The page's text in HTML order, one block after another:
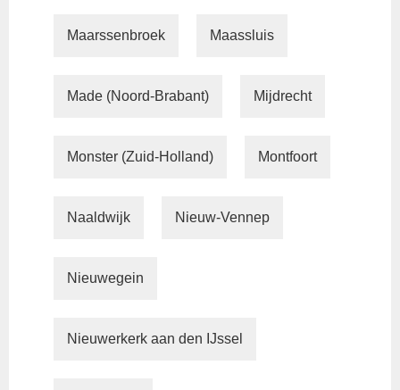
Maarssenbroek Maassluis
Made (Noord-Brabant) Mijdrecht
Monster (Zuid-Holland) Montfoort
Naaldwijk Nieuw-Vennep
Nieuwegein
Nieuwerkerk aan den IJssel